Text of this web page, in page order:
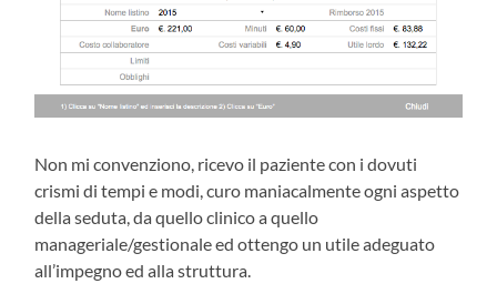
Non mi convenziono, ricevo il paziente con i dovuti
crismi di tempi e modi, curo maniacalmente ogni aspetto
della seduta, da quello clinico a quello
manageriale/gestionale ed ottengo un utile adeguato
all’impegno ed alla struttura.